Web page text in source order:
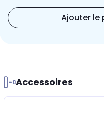
Ajouter le
Accessoires